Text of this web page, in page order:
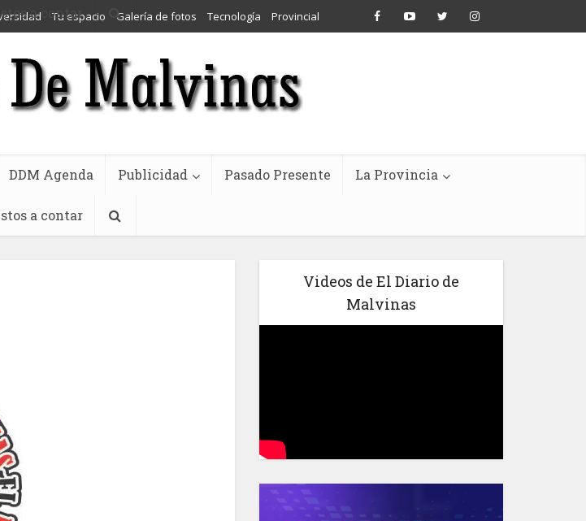
a contar
Tu espacio Galería de fotos Tecnología Provincial
DDM Agenda Publicidad Pasado Presente La Provincia
a contar
Videos de El Diario de
Malvinas